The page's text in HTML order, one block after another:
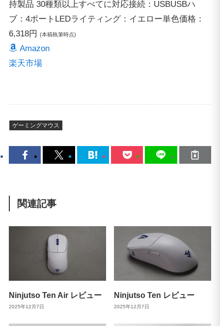
持製品 30種類以上すべてに対応接続：USBUSBハ
ブ：4ポート LEDライティング：イエロー単色価格：
6,318円
(本稿執筆時点)
Amazon
楽天市場
ゲーミングマウス
関連記事
Ninjutso Ten Air レビュー
2025年12月7日
Ninjutso Ten レビュー
2025年12月7日